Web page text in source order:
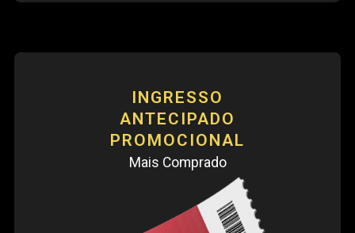
INGRESSO
ANTECIPADO
PROMOCIONAL
Mais Comprado